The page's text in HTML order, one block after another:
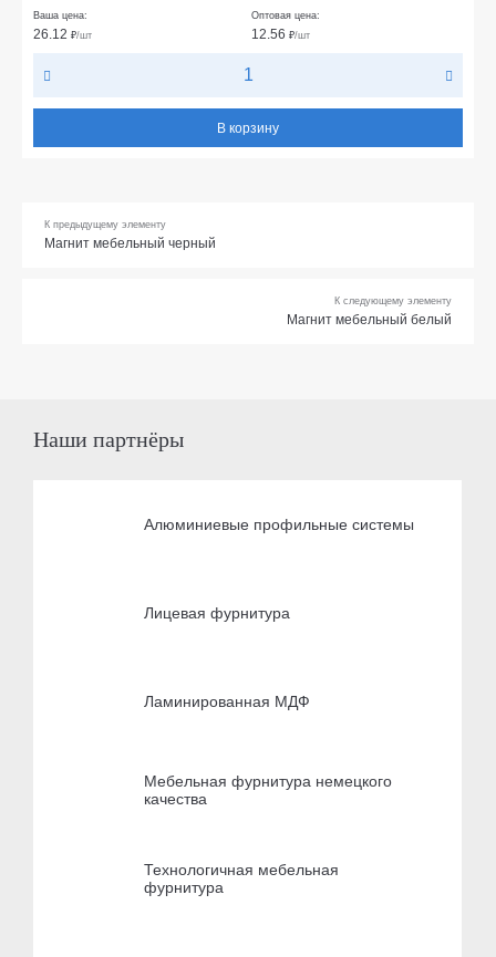
Ваша цена:
26.12 ₽/шт
Оптовая цена:
12.56 ₽/шт
В корзину
К предыдущему элементу
Магнит мебельный черный
К следующему элементу
Магнит мебельный белый
Наши партнёры
Алюминиевые профильные системы
Лицевая фурнитура
Ламинированная МДФ
Мебельная фурнитура немецкого
качества
Технологичная мебельная
фурнитура